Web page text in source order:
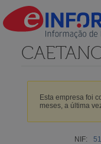
Esta empresa foi
meses, a última
NIF: